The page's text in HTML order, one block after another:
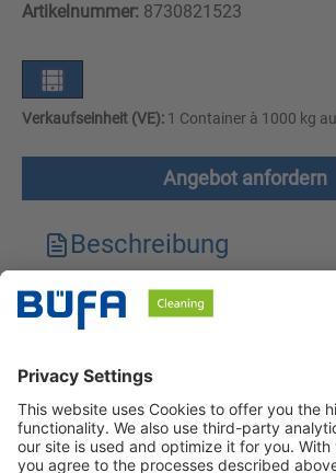
Artikelnummer: 8730821523
Verkaufseinheit (VE): 1 Container à 1000 kg
Angebot anfordern
Beschreibung
Technische Merkmale
Sicherheitshinweise